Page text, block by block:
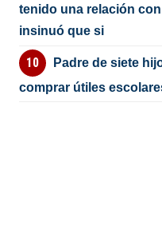
tenido una relación
insinuó que si
Padre de siete
comprar útiles